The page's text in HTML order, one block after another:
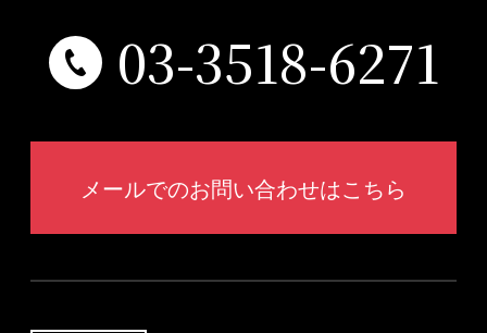
03-3518-6271
メールでのお問い合わせはこちら